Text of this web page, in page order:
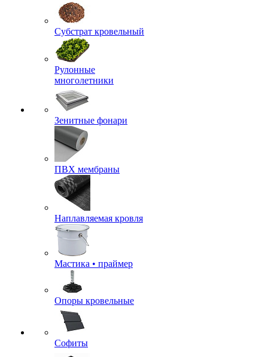
Субстрат кровельный
Рулонные
многолетники
Зенитные фонари
ПВХ мембраны
Наплавляемая кровля
Мастика • праймер
Опоры кровельные
Софиты